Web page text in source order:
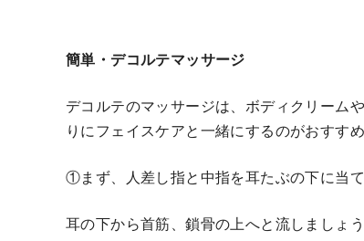
簡単・デコルテマッサージ
デコルテのマッサージは、ボディクリーム
りにフェイスケアと一緒にするのがおすすめ
①まず、人差し指と中指を耳たぶの下に当
耳の下から首筋、鎖骨の上へと流しましょう